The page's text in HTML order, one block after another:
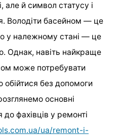
й символ статусу і
Володіти басейном — це
у належному стані — це
Однак, навіть найкраще
може потребувати
без допомоги
основні
фахівців у ремонті
ua/remont-i-